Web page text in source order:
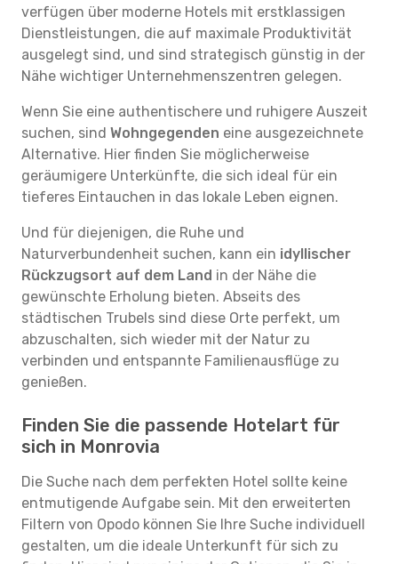
verfügen über moderne Hotels mit erstklassigen
Dienstleistungen, die auf maximale Produktivität
ausgelegt sind, und sind strategisch günstig in der
Nähe wichtiger Unternehmenszentren gelegen.
Wenn Sie eine authentischere und ruhigere Auszeit
suchen, sind Wohngegenden eine ausgezeichnete
Alternative. Hier finden Sie möglicherweise
geräumigere Unterkünfte, die sich ideal für ein
tieferes Eintauchen in das lokale Leben eignen.
Und für diejenigen, die Ruhe und
Naturverbundenheit suchen, kann ein idyllischer
Rückzugsort auf dem Land in der Nähe die
gewünschte Erholung bieten. Abseits des
städtischen Trubels sind diese Orte perfekt, um
abzuschalten, sich wieder mit der Natur zu
verbinden und entspannte Familienausflüge zu
genießen.
Finden Sie die passende Hotelart für
sich in Monrovia
Die Suche nach dem perfekten Hotel sollte keine
entmutigende Aufgabe sein. Mit den erweiterten
Filtern von Opodo können Sie Ihre Suche individuell
gestalten, um die ideale Unterkunft für sich zu